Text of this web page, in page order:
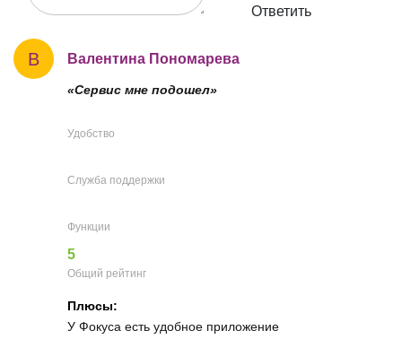
Ответить
В Валентина Пономарева
«Сервис мне подошел»
Удобство
Служба поддержки
Функции
5
Общий рейтинг
Плюсы:
У Фокуса есть удобное приложение